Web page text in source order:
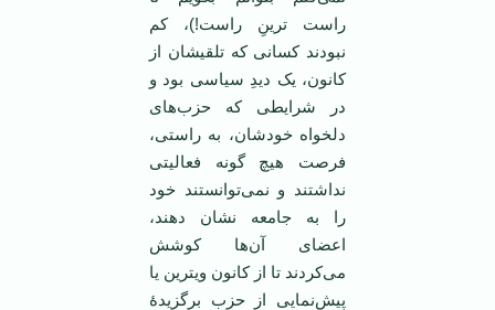
راست ترینِ راست!)، کم
نبودند کسانی که تلقیشان از
کانون، یک دیدِ سیاسی بود و
در شرایطی که حزب‌های
دلخواه خودشان، به راستی،
فرصت هیچ گونه فعالیتی
نداشتند و نمی‌توانستند خود
را به جامعه نشان دهند،
اعضای آن‌ها کوشش
می‌کردند تا از کانون ویترین یا
پیش‌نمایی از حزب برگزیدۀ